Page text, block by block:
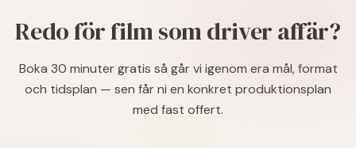
Redo för film som driver affär?
Boka 30 minuter gratis så går vi igenom era mål, format
och tidsplan — sen får ni en konkret produktionsplan
med fast offert.